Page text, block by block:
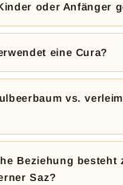
oder Anfänger
eine Cura?
vs.
Beziehung besteht
Saz?